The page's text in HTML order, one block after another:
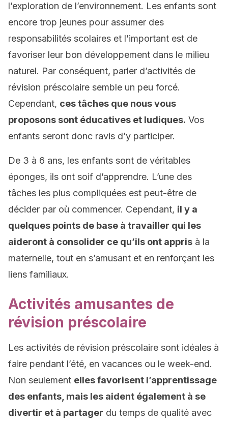
l’exploration de l’environnement. Les enfants sont
encore trop jeunes pour assumer des
responsabilités scolaires et l’important est de
favoriser leur bon développement dans le milieu
naturel. Par conséquent, parler d’activités de
révision préscolaire semble un peu forcé.
Cependant, ces tâches que nous vous
proposons sont éducatives et ludiques. Vos
enfants seront donc ravis d’y participer.
De 3 à 6 ans, les enfants sont de véritables
éponges, ils ont soif d’apprendre. L’une des
tâches les plus compliquées est peut-être de
décider par où commencer. Cependant, il y a
quelques points de base à travailler qui les
aideront à consolider ce qu’ils ont appris à la
maternelle, tout en s’amusant et en renforçant les
liens familiaux.
Activités amusantes de
révision préscolaire
Les activités de révision préscolaire sont idéales à
faire pendant l’été, en vacances ou le week-end.
Non seulement elles favorisent l’apprentissage
des enfants, mais les aident également à se
divertir et à partager du temps de qualité avec